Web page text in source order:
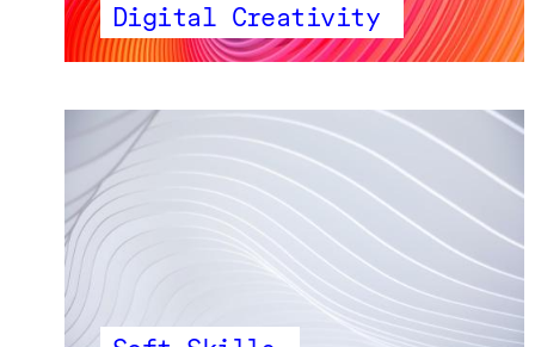
Digital Creativity